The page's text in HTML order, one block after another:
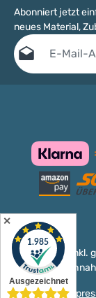
Abonniert jetzt
neues Material,
E-Mail-Adresse*
Alle Preise
und ggf.
Versand
✕